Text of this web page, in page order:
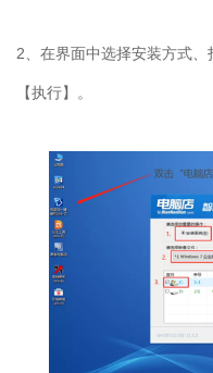
2、在界面中选择安装方式
【执行】。